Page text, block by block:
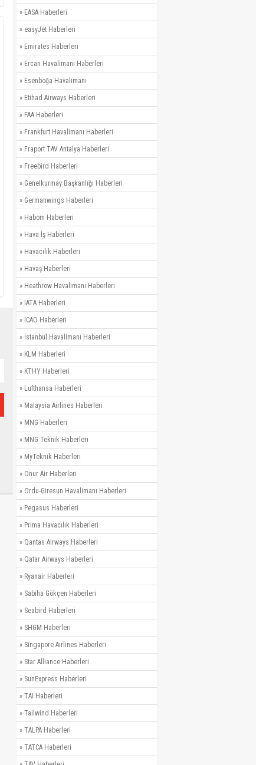
» EASA Haberleri
» easyJet Haberleri
» Emirates Haberleri
» Ercan Havalimanı Haberleri
» Esenboğa Havalimanı
» Etihad Airways Haberleri
» FAA Haberleri
» Frankfurt Havalimanı Haberleri
» Fraport TAV Antalya Haberleri
» Freebird Haberleri
» Genelkurmay Başkanlığı Haberleri
» Germanwings Haberleri
» Habom Haberleri
» Hava İş Haberleri
» Havacılık Haberleri
» Havaş Haberleri
» Heathrow Havalimanı Haberleri
» IATA Haberleri
» ICAO Haberleri
» İstanbul Havalimanı Haberleri
» KLM Haberleri
» KTHY Haberleri
» Lufthansa Haberleri
» Malaysia Airlines Haberleri
» MNG Haberleri
» MNG Teknik Haberleri
» MyTeknik Haberleri
» Onur Air Haberleri
» Ordu-Giresun Havalimanı Haberleri
» Pegasus Haberleri
» Prima Havacılık Haberleri
» Qantas Airways Haberleri
» Qatar Airways Haberleri
» Ryanair Haberleri
» Sabiha Gökçen Haberleri
» Seabird Haberleri
» SHGM Haberleri
» Singapore Airlines Haberleri
» Star Alliance Haberleri
» SunExpress Haberleri
» TAI Haberleri
» Tailwind Haberleri
» TALPA Haberleri
» TATCA Haberleri